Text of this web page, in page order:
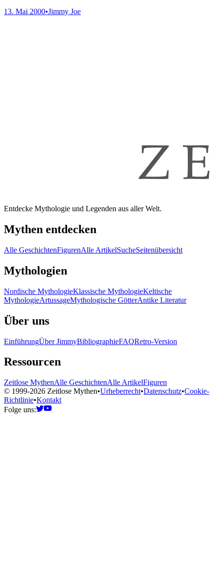
13. Mai 2000•Jimmy Joe
Entdecke Mythologie und Legenden aus aller Welt.
Mythen entdecken
Alle GeschichtenFigurenAlle ArtikelSucheSeitenübersicht
Mythologien
Nordische MythologieKlassische MythologieKeltische
MythologieArtussageMythologische GötterAntike Literatur
Über uns
EinführungÜber JimmyBibliographieFAQRetro-Version
Ressourcen
Zeitlose MythenAlle GeschichtenAlle ArtikelFiguren
© 1999-2026 Zeitlose Mythen•Urheberrecht•Datenschutz•Cookie-
Richtlinie•Kontakt
Folge uns: